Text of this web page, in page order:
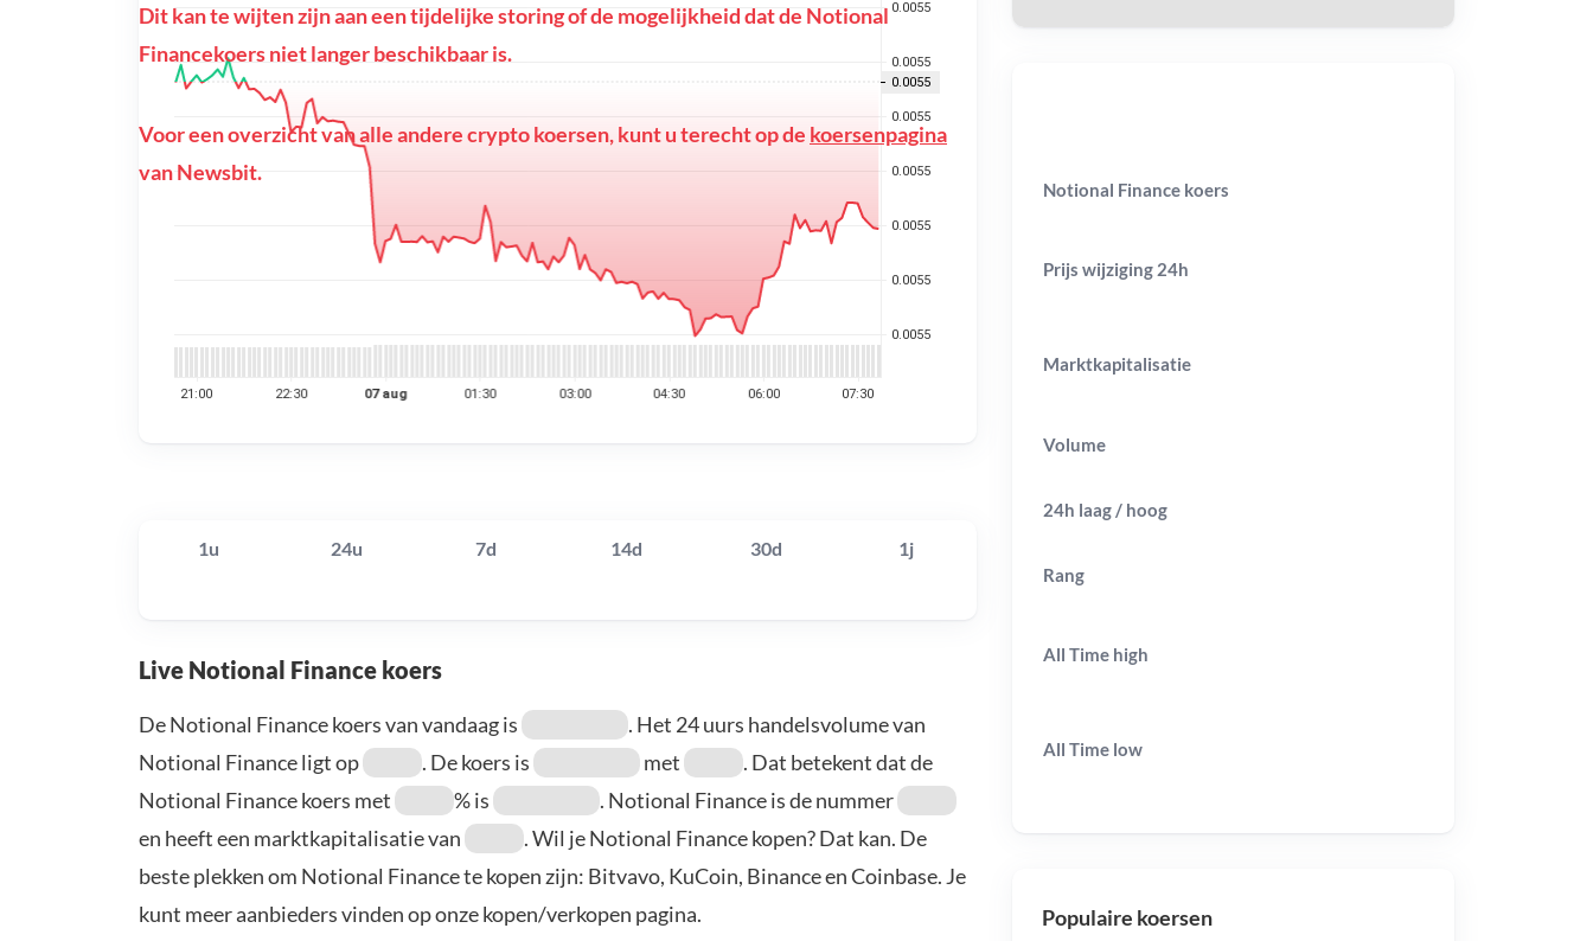
Dit kan te wijten zijn aan een tijdelijke storing of de mogelijkheid dat de Notional
Financekoers niet langer beschikbaar is.
Voor een overzicht van alle andere crypto koersen, kunt u terecht op de koersenpagina
van Newsbit.
1u 24u 7d 14d 30d 1j
Live Notional Finance koers
De Notional Finance koers van vandaag is
. Het 24 uurs handelsvolume van
Notional Finance ligt op
. De koers is met
. Dat betekent dat de
Notional Finance koers met
% is
. Notional Finance is de nummer
en heeft een marktkapitalisatie van
. Wil je Notional Finance kopen? Dat kan. De
beste plekken om Notional Finance te kopen zijn: Bitvavo, KuCoin, Binance en Coinbase. Je
kunt meer aanbieders vinden op onze kopen/verkopen pagina.
Notional Finance koers
Prijs wijziging 24h
Marktkapitalisatie
Volume
24h laag / hoog
Rang
All Time high
All Time low
Populaire koersen